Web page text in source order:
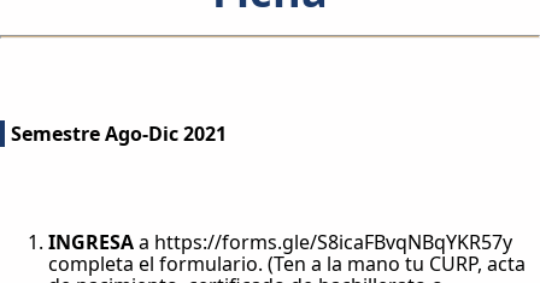
Semestre Ago-Dic 2021
INGRESAa https://forms.gle/S8icaFBvqNBqYKR57y
completa el formulario. (Ten a la mano tu CURP, acta